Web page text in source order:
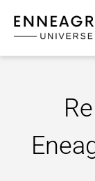
Enneagram